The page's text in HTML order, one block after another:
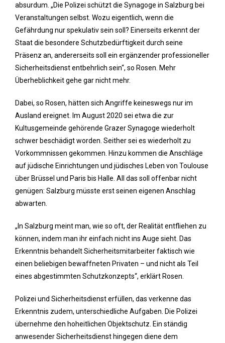
absurdum. „Die Polizei schützt die Synagoge in Salzburg bei
Veranstaltungen selbst. Wozu eigentlich, wenn die
Gefährdung nur spekulativ sein soll? Einerseits erkennt der
Staat die besondere Schutzbedürftigkeit durch seine
Präsenz an, andererseits soll ein ergänzender professioneller
Sicherheitsdienst entbehrlich sein“, so Rosen. Mehr
Überheblichkeit gehe gar nicht mehr.
Dabei, so Rosen, hätten sich Angriffe keineswegs nur im
Ausland ereignet. Im August 2020 sei etwa die zur
Kultusgemeinde gehörende Grazer Synagoge wiederholt
schwer beschädigt worden. Seither sei es wiederholt zu
Vorkommnissen gekommen. Hinzu kommen die Anschläge
auf jüdische Einrichtungen und jüdisches Leben von Toulouse
über Brüssel und Paris bis Halle. All das soll offenbar nicht
genügen: Salzburg müsste erst seinen eigenen Anschlag
abwarten.
„In Salzburg meint man, wie so oft, der Realität entfliehen zu
können, indem man ihr einfach nicht ins Auge sieht. Das
Erkenntnis behandelt Sicherheitsmitarbeiter faktisch wie
einen beliebigen bewaffneten Privaten – und nicht als Teil
eines abgestimmten Schutzkonzepts“, erklärt Rosen.
Polizei und Sicherheitsdienst erfüllen, das verkenne das
Erkenntnis zudem, unterschiedliche Aufgaben. Die Polizei
übernehme den hoheitlichen Objektschutz. Ein ständig
anwesender Sicherheitsdienst hingegen diene dem